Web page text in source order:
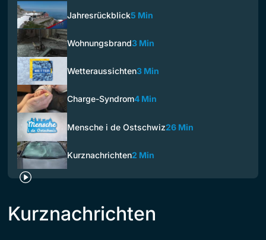
Jahresrückblick5 Min
Wohnungsbrand3 Min
Wetteraussichten3 Min
Charge-Syndrom4 Min
Mensche i de Ostschwiz26 Min
Kurznachrichten2 Min
Kurznachrichten